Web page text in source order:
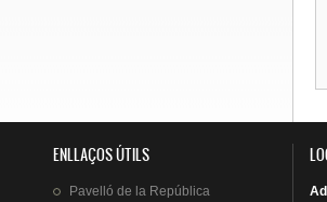
ENLLAÇOS ÚTILS
Pavelló de la República